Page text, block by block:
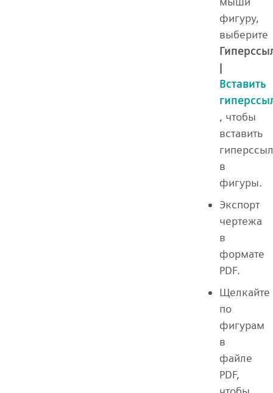
фигуру,
выберите
|
Вставить
, чтобы
вставить
в
фигуры.
Экспорт
чертежа
в
формате
PDF.
Щелкайте
по
фигурам
в
файле
PDF,